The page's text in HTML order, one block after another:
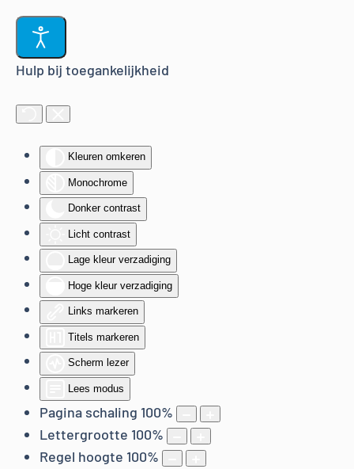
Hulp bij toegankelijkheid
Kleuren omkeren
Monochrome
Donker contrast
Licht contrast
Lage kleur verzadiging
Hoge kleur verzadiging
Links markeren
Titels markeren
Scherm lezer
Lees modus
Pagina schaling 100%
Lettergrootte 100%
Regel hoogte 100%
Terug naar hoofdinhoud